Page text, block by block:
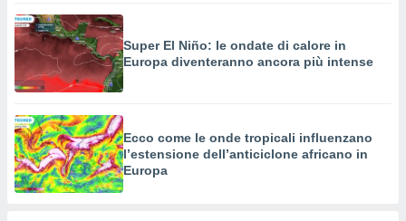
Super El Niño: le ondate di calore in
Europa diventeranno ancora più intense
Ecco come le onde tropicali influenzano
l’estensione dell’anticiclone africano in
Europa